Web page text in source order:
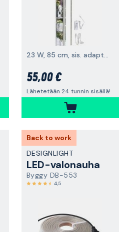
23 W, 85 cm, sis. adapterin
55,00 €
Lähetetään 24 tunnin sisällä!
Back to work
DESIGNLIGHT
LED-valonauha
Byggy DB-553
4,5